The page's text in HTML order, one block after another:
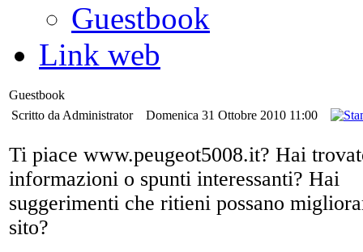
Guestbook
Link web
Guestbook
Scritto da Administrator
Domenica 31 Ottobre 2010 11:00
Ti piace www.peugeot5008.it? Hai
informazioni o spunti interessanti? Hai
suggerimenti che ritieni possano
sito?